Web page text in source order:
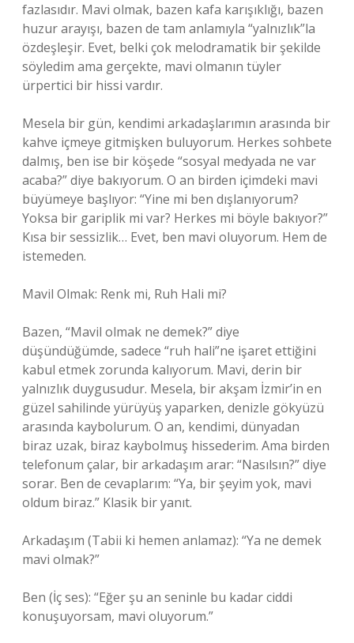
fazlasıdır. Mavi olmak, bazen kafa karışıklığı, bazen
huzur arayışı, bazen de tam anlamıyla “yalnızlık”la
özdeşleşir. Evet, belki çok melodramatik bir şekilde
söyledim ama gerçekte, mavi olmanın tüyler
ürpertici bir hissi vardır.
Mesela bir gün, kendimi arkadaşlarımın arasında bir
kahve içmeye gitmişken buluyorum. Herkes sohbete
dalmış, ben ise bir köşede “sosyal medyada ne var
acaba?” diye bakıyorum. O an birden içimdeki mavi
büyümeye başlıyor: “Yine mi ben dışlanıyorum?
Yoksa bir gariplik mi var? Herkes mi böyle bakıyor?”
Kısa bir sessizlik… Evet, ben mavi oluyorum. Hem de
istemeden.
Mavil Olmak: Renk mi, Ruh Hali mi?
Bazen, “Mavil olmak ne demek?” diye
düşündüğümde, sadece “ruh hali”ne işaret ettiğini
kabul etmek zorunda kalıyorum. Mavi, derin bir
yalnızlık duygusudur. Mesela, bir akşam İzmir’in en
güzel sahilinde yürüyüş yaparken, denizle gökyüzü
arasında kaybolurum. O an, kendimi, dünyadan
biraz uzak, biraz kaybolmuş hissederim. Ama birden
telefonum çalar, bir arkadaşım arar: “Nasılsın?” diye
sorar. Ben de cevaplarım: “Ya, bir şeyim yok, mavi
oldum biraz.” Klasik bir yanıt.
Arkadaşım (Tabii ki hemen anlamaz): “Ya ne demek
mavi olmak?”
Ben (İç ses): “Eğer şu an seninle bu kadar ciddi
konuşuyorsam, mavi oluyorum.”